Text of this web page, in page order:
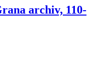
archiv, 110-